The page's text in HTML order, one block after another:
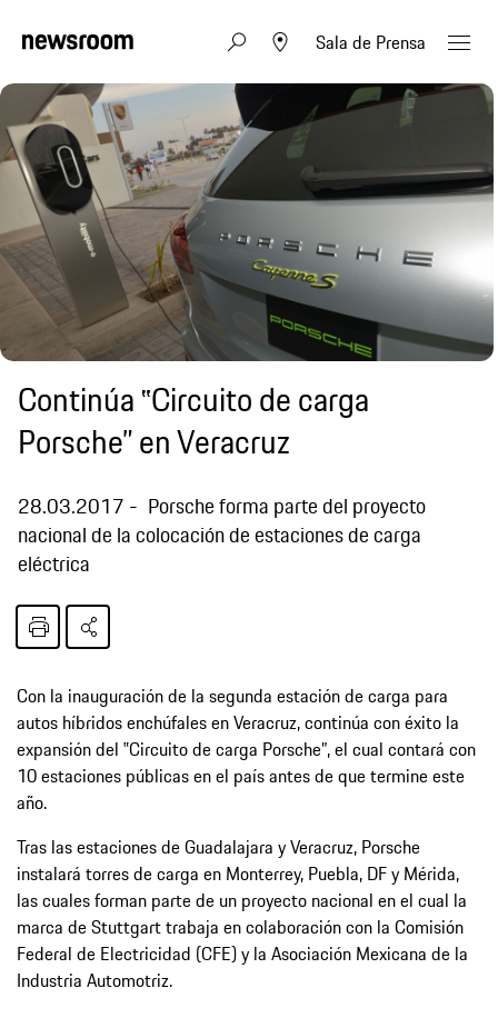
Sala de Prensa
Continúa ‟Circuito de carga
Porsche” en Veracruz
28.03.2017
Porsche forma parte del proyecto
nacional de la colocación de estaciones de carga
eléctrica
Con la inauguración de la segunda estación de carga para
autos híbridos enchúfales en Veracruz, continúa con éxito la
expansión del ‟Circuito de carga Porsche”, el cual contará con
10 estaciones públicas en el país antes de que termine este
año.
Tras las estaciones de Guadalajara y Veracruz, Porsche
instalará torres de carga en Monterrey, Puebla, DF y Mérida,
las cuales forman parte de un proyecto nacional en el cual la
marca de Stuttgart trabaja en colaboración con la Comisión
Federal de Electricidad (CFE) y la Asociación Mexicana de la
Industria Automotriz.